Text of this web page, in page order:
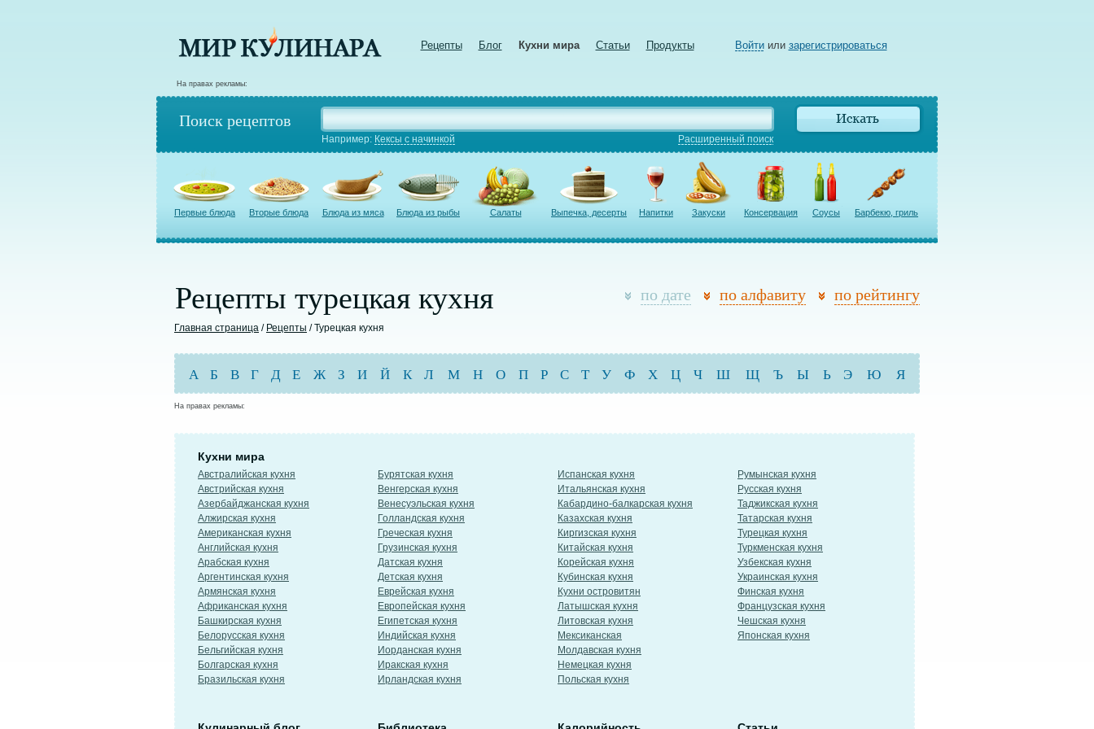
Рецепты Блог Кухни мира Статьи Продукты Войтиили зарегистрироваться
На правах рекламы:
Поиск рецептов
Например: Кексы с начинкой Расширенный поиск
Первые блюда Вторые блюда Блюда из мяса Блюда из рыбы Салаты Выпечка, десерты Напитки Закуски Консервация Соусы Барбекю, гриль
Рецепты турецкая кухня по дате по алфавиту по рейтингу
Главная страница / Рецепты / Турецкая кухня
А Б В Г Д Е Ж З И Й К Л М Н О П Р С Т У Ф Х Ц Ч Ш Щ Ъ Ы Ь Э Ю Я
На правах рекламы:
Кухни мира
Австралийская кухня
Австрийская кухня
Азербайджанская кухня
Алжирская кухня
Американская кухня
Английская кухня
Арабская кухня
Аргентинская кухня
Армянская кухня
Африканская кухня
Башкирская кухня
Белорусская кухня
Бельгийская кухня
Болгарская кухня
Бразильская кухня
Бурятская кухня
Венгерская кухня
Венесуэльская кухня
Голландская кухня
Греческая кухня
Грузинская кухня
Датская кухня
Детская кухня
Еврейская кухня
Европейская кухня
Египетская кухня
Индийская кухня
Иорданская кухня
Иракская кухня
Ирландская кухня
Испанская кухня
Итальянская кухня
Кабардино-балкарская кухня
Казахская кухня
Киргизская кухня
Китайская кухня
Корейская кухня
Кубинская кухня
Кухни островитян
Латышская кухня
Литовская кухня
Мексиканская
Молдавская кухня
Немецкая кухня
Польская кухня
Румынская кухня
Русская кухня
Таджикская кухня
Татарская кухня
Турецкая кухня
Туркменская кухня
Узбекская кухня
Украинская кухня
Финская кухня
Французская кухня
Чешская кухня
Японская кухня